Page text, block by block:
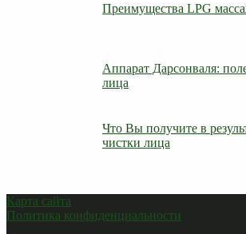
Преимущества LPG
Аппарат Дарсонваля:
лица
Что Вы получите в
чистки лица
Карта сайта
Политика конфиденциальности